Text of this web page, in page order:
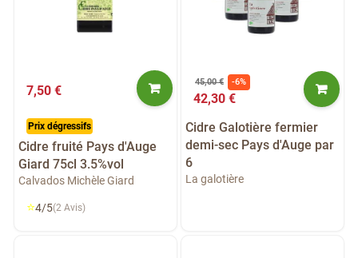
7,50 €
Prix dégressifs
Cidre fruité Pays d'Auge
Giard 75cl 3.5%vol
Calvados Michèle Giard
⭐4/5(2 Avis)
42,30 €
45,00 € -6%
Cidre Galotière fermier
demi-sec Pays d'Auge par
6
La galotière